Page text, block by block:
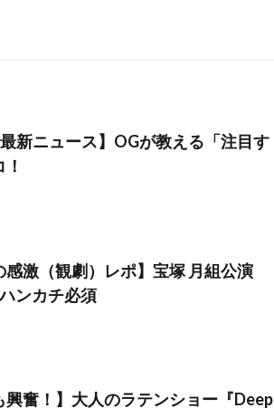
新ニュース】OGが教える「注目す
激（観劇）レポ】宝塚 月組公演
ンカチ必須
興奮！】大人のラテンショー『Deep